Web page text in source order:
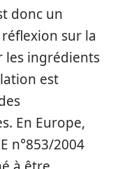
donc un
sur la
les ingrédients
est
En Europe,
n°853/2004